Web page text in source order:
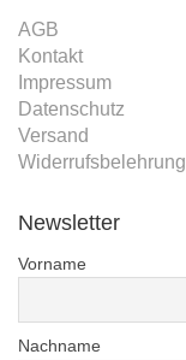
AGB
Kontakt
Impressum
Datenschutz
Versand
Widerrufsbelehrung
Newsletter
Vorname
Nachname